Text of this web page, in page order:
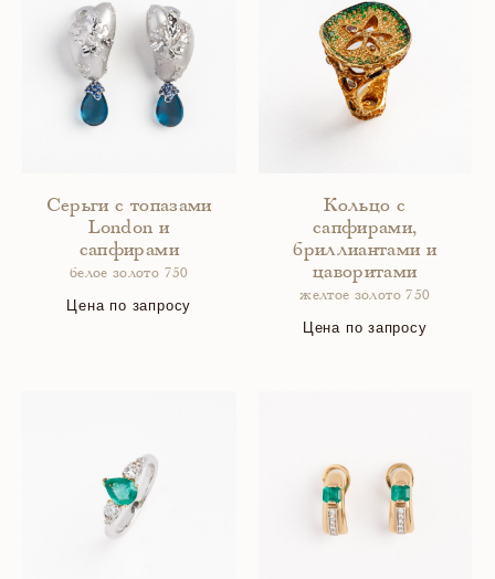
Серьги с топазами
London и
сапфирами
белое золото 750
Цена по запросу
Кольцо с
сапфирами,
бриллиантами и
цаворитами
желтое золото 750
Цена по запросу